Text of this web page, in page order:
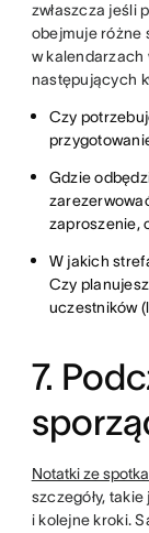
zwłaszcza jeśli
obejmuje różne
w kalendarzach
następujących
Czy
Gdzie
zaproszenie,
W jakich
Czy
uczestników
7.
Notatki ze
szczegóły,
i kolejne kroki.